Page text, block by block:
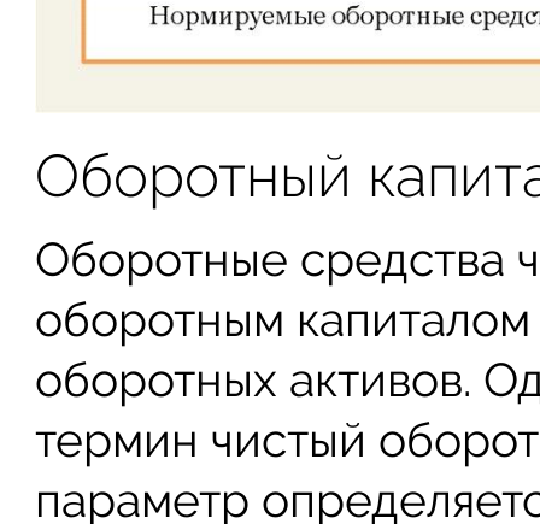
Оборотный
Оборотные средства
оборотным
оборотных активов.
термин чистый
параметр